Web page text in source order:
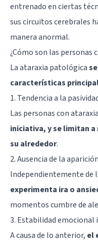
entrenado en ciertas
sus circuitos cerebrales
manera anormal.
¿Cómo son las personas
La ataraxia patológica
características
1. Tendencia a la
Las personas con
iniciativa, y se limitan a
su alrededor.
2. Ausencia de la
Independientemente de
experimenta ira o
momentos cumbre de
3. Estabilidad emocional
A causa de lo anterior, el